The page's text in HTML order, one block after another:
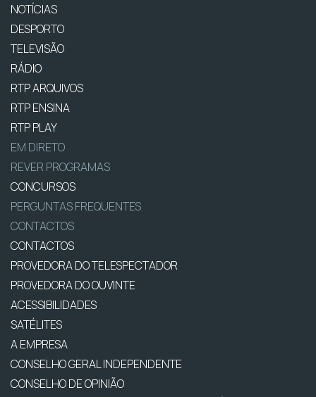
NOTÍCIAS
DESPORTO
TELEVISÃO
RÁDIO
RTP ARQUIVOS
RTP ENSINA
RTP PLAY
EM DIRETO
REVER PROGRAMAS
CONCURSOS
PERGUNTAS FREQUENTES
CONTACTOS
CONTACTOS
PROVEDORA DO TELESPECTADOR
PROVEDORA DO OUVINTE
ACESSIBILIDADES
SATÉLITES
A EMPRESA
CONSELHO GERAL INDEPENDENTE
CONSELHO DE OPINIÃO